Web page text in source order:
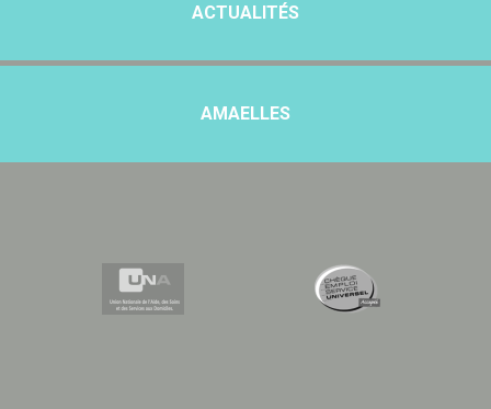
ACTUALITÉS
AMAELLES